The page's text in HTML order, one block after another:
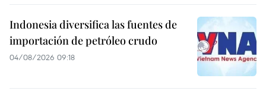
Indonesia diversifica las fuentes de
importación de petróleo crudo
04/08/2026 09:18